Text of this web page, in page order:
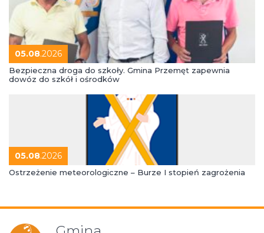
05.08.2026
Bezpieczna droga do szkoły. Gmina Przemęt zapewnia
dowóz do szkół i ośrodków
05.08.2026
Ostrzeżenie meteorologiczne – Burze I stopień zagrożenia